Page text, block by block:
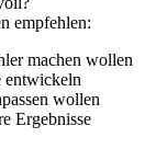
empfehlen:
machen wollen
entwickeln
wollen
Ergebnisse